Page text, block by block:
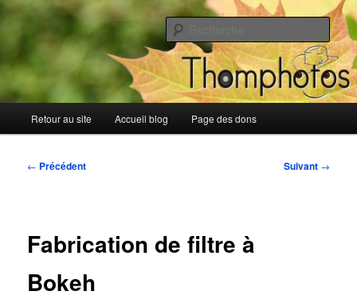
Aller
au
Blog de Thomphotos
Blog de Thomphotos
principal
Retour au site Accueil blog Page des dons
Navigation
← Précédent Suivant →
Fabrication de filtre à
Bokeh